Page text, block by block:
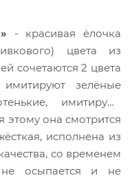
- красивая ёлочка
цвета из
сочетаются 2 цвета
зелёные
имитируют
этому она смотрится
исполнена из
со временем
осыпается и не